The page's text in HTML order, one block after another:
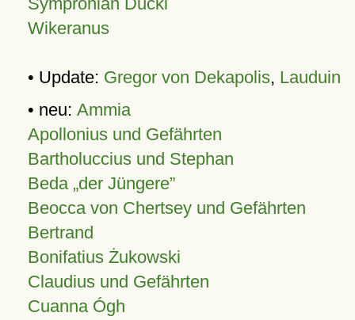
Wikeranus
• Update: Gregor von Dekapolis, Lauduin
• neu: Ammia
Apollonius und Gefährten
Bartholuccius und Stephan
Beda „der Jüngere”
Beocca von Chertsey und Gefährten
Bertrand
Bonifatius Żukowski
Claudius und Gefährten
Cuanna Ógh